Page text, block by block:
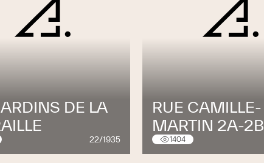
sur notre site internet ou de
pour fixer un rendez-
DE LA
22/1935
RUE CAMILLE-
MARTIN 2A-2B
1404